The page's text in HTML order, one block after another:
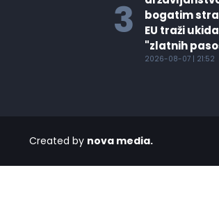
3
bogatim
EU traži
"zlatnih
2026-08-07 | 21:52
Created by nova media.